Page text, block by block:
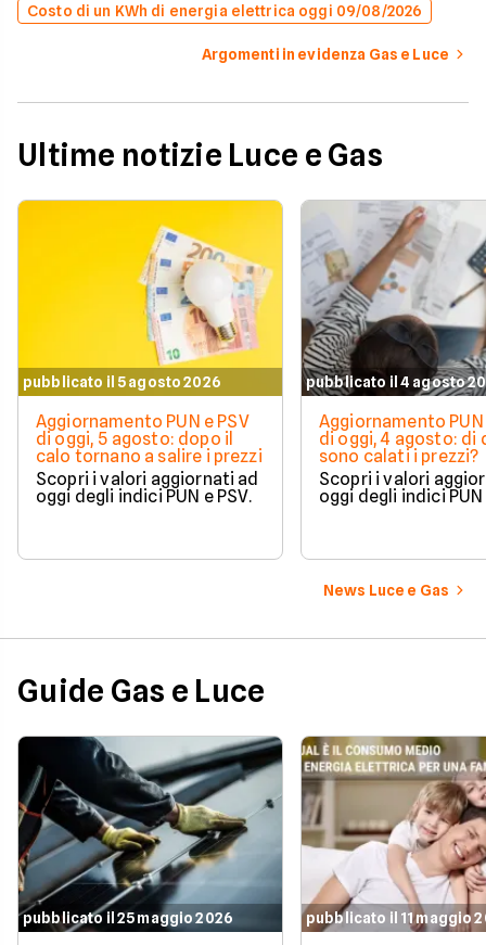
Costo di un KWh di energia elettrica oggi 09/08/2026
Argomenti in evidenza Gas e Luce
Ultime notizie Luce e Gas
pubblicato il 5 agosto 2026
Aggiornamento PUN e PSV
di oggi, 5 agosto: dopo il
calo tornano a salire i prezzi
Scopri i valori aggiornati ad
oggi degli indici PUN e PSV.
pubblicato il 4 agosto
Aggiornamento PUN
di oggi, 4 agosto: di
sono calati i prezzi?
Scopri i valori
oggi degli indici PUN
News Luce e Gas
Guide Gas e Luce
pubblicato il 25 maggio 2026 pubblicato il 11 maggio